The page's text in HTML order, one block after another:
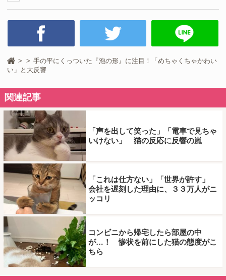
手の平にくっついた『泡の形』に注目！「めちゃくちゃかわい
い」と大反響
関連記事
「声を出して笑った」「電車で見ちゃ
いけない」 猫の反応に反響の嵐
「これは仕方ない」「世界が許す」
会社を遅刻した理由に、３３万人がニ
ッコリ
コンビニから帰宅したら部屋の中
が…！ 惨状を前にした猫の態度がこ
ちら